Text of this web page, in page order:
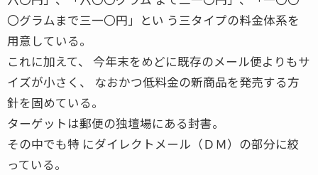
〇グラムまで三一〇円」とい う三タイプの料金体系を
用意している。
これに加えて、 今年末をめどに既存のメール便よりもサ
イズが小さく、 なおかつ低料金の新商品を発売する方
針を固めている。
ターゲットは郵便の独壇場にある封書。
その中でも特 にダイレクトメール（ＤＭ）の部分に絞
っている。